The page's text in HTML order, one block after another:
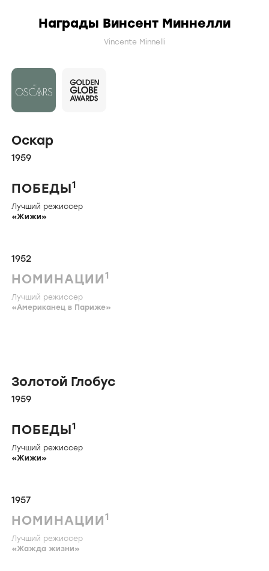
Награды Винсент Миннелли
Vincente Minnelli
Оскар
1959
ПОБЕДЫ1
Лучший режиссер
«Жижи»
1952
НОМИНАЦИИ1
Лучший режиссер
«Американец в Париже»
Золотой Глобус
1959
ПОБЕДЫ1
Лучший режиссер
«Жижи»
1957
НОМИНАЦИИ1
Лучший режиссер
«Жажда жизни»